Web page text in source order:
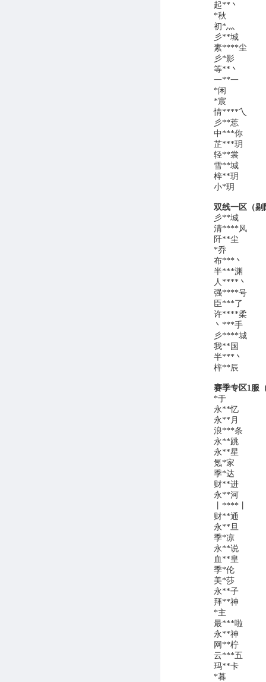
起**丶
*秋
初*灬
彡**城
素****尘
彡*影
等**丶
一**一
*闲
*宸
情****乀
彡**莣
中***你
芷***玥
轻**裳
雪**城
梓**玥
小*玥
双线一区（剔
彡**城
清****风
阡**尘
*乔
布***丶
半***渊
人****丶
强****号
臣***了
许****柔
丶***手
彡****城
我**国
半***丶
梓**辰
赛季专区1服
*于
永**忆
永**月
浪***条
永**跳
永**星
氪*家
季*达
财**进
永**河
丨****丨
财**通
永**旦
季*凉
永**说
血**皇
季*伦
美*莎
永**子
拜**神
*主
最***啦
永**神
网**柠
云***五
玛**卡
*暮